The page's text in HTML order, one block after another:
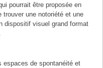
pourrait être proposée en
une notoriété et une
dispositif visuel grand format
espaces de spontanéité et